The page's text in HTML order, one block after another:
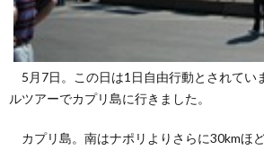
5月7日。この日は1日自由行動とされてい
ルツアーでカプリ島に行きました。
カプリ島。南はナポリよりさらに30kmほ